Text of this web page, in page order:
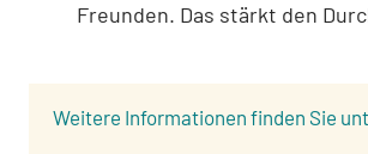
Freunden. Das stärkt den
Weitere Informationen finden Sie